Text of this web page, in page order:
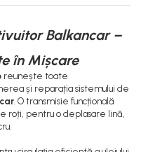
Balkancar –
în Mișcare
reunește toate
și reparația sistemului de
. O transmisie funcțională
roți, pentru o deplasare lină,